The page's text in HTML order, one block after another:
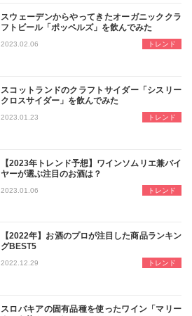
スウェーデンからやってきたオーガニッククラ
フトビール「ポッペルズ」を飲んでみた
日本では珍しい、スウェーデンから
2023.02.06 トレンド
スコットランドのクラフトサイダー「シスリー
クロスサイダー」を飲んでみた
じわじわと人気上昇中のリンゴのお
2023.01.23 トレンド
【2023年トレンド予想】ワインソムリエ兼バイ
ヤーが選ぶ注目のお酒は？
2023年にトレンドになりそうなお酒
2023.01.06 トレンド
【2022年】お酒のプロが注目した商品ランキン
グBEST5
本サイトの「バイヤーズレポート」
2022.12.29 トレンド
スロバキアの固有品種を使ったワイン「マリー